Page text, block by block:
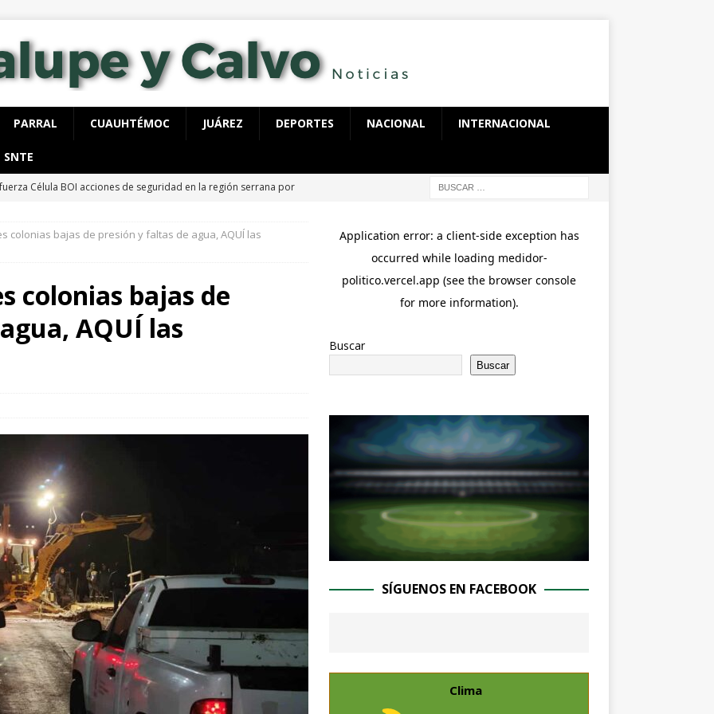
PARRAL CUAUHTÉMOC JUÁREZ DEPORTES NACIONAL INTERNACIONAL
SNTE
Célula BOI acciones de seguridad en la región serrana por
a hombre dentro de su vivienda en la colonia Ramón Reyes
detienen con 40 dosis de cocaína, tenía órdenes de aprehensión
colonias bajas de presión y faltas de agua, AQUÍ las
colonias bajas de
AQUÍ las
Buscar
Buscar
SÍGUENOS EN FACEBOOK
Clima